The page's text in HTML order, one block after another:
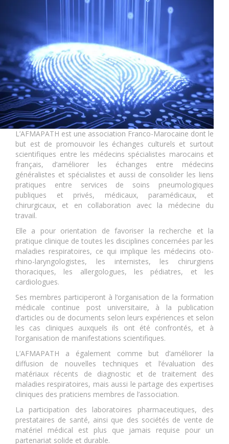
L’AFMAPATH est une association Franco-Marocaine dont le
but est de promouvoir les échanges culturels et surtout
scientifiques entre les médecins spécialistes marocains et
français, d’améliorer les échanges entre médecins
généralistes et spécialistes et aussi de consolider les liens
pratiques entre services de soins pneumologiques
publiques et privés, médicaux, paramédicaux, et
chirurgicaux, et en collaboration avec la médecine du
travail.
Elle a pour orientation de favoriser la recherche et la
pratique clinique de toutes les disciplines concernées par les
maladies respiratoires, ce qui implique les médecins oto-
rhino-laryngologistes, les internistes, les chirurgiens
thoraciques, les allergologues, les pédiatres, et les
cardiologues.
Ses membres participeront à l’organisation de la formation
médicale continue post universitaire, à la publication
d’articles ou de documents selon leurs expériences et selon
les cas cliniques auxquels ils ont été confrontés, et à
l’organisation de manifestations scientifiques.
L’AFMAPATH a également comme but d’améliorer la
diffusion de nouvelles techniques et l’évaluation des
matériaux récents de diagnostic et de traitement des
maladies respiratoires, mais aussi le partage des expertises
cliniques des praticiens membres de l’association.
La participation des laboratoires pharmaceutiques, des
prestataires de santé, ainsi que des sociétés de vente de
matériel médical est plus que jamais requise pour un
partenariat solide et durable.